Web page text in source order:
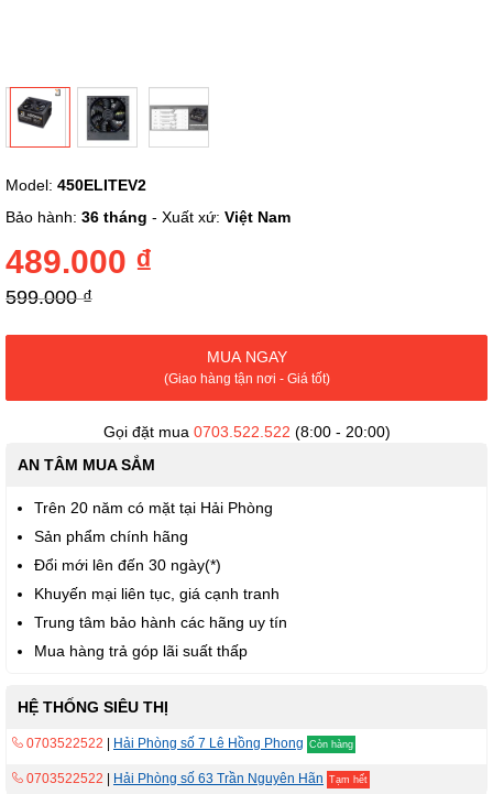
đến
phần
của
thư
viện
ảnh
Model: 450ELITEV2
Bảo hành: 36 tháng - Xuất xứ: Việt Nam
489.000 ₫
599.000 ₫
MUA NGAY
(Giao hàng tận nơi - Giá tốt)
Gọi đặt mua 0703.522.522 (8:00 - 20:00)
AN TÂM MUA SẮM
Trên 20 năm có mặt tại Hải Phòng
Sản phẩm chính hãng
Đổi mới lên đến 30 ngày(*)
Khuyến mại liên tục, giá cạnh tranh
Trung tâm bảo hành các hãng uy tín
Mua hàng trả góp lãi suất thấp
HỆ THỐNG SIÊU THỊ
0703522522 Hải Phòng số 7 Lê Hồng Phong Còn hàng
0703522522 Hải Phòng số 63 Trần Nguyên Hãn Tạm hết